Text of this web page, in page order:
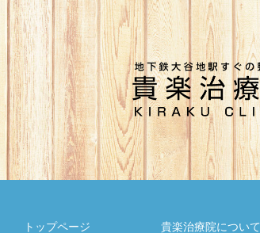
トップページ 貴楽治療院について